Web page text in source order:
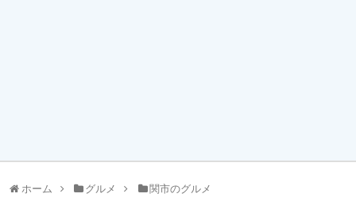
ホーム グルメ 関市のグルメ